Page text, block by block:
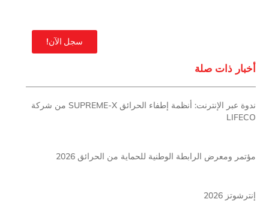
سجل الآن!
أخبار ذات صلة
ندوة عبر الإنترنت: أنظمة إطفاء الحرائق SUPREME-X من شركة
LIFECO
مؤتمر ومعرض الرابطة الوطنية للحماية من الحرائق 2026
إنترشوتز 2026